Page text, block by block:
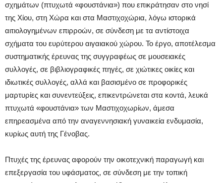
σχημάτων (πτυχωτά «φουστάνια») που επικράτησαν στο νησί
της Χίου, στη Χώρα και στα Μαστιχοχώρια, λόγω ιστορικά
αιτιολογημένων επιρροών, σε σύνδεση με τα αντίστοιχα
σχήματα του ευρύτερου αιγαιακού χώρου. Το έργο, αποτέλεσμα
συστηματικής έρευνας της συγγραφέως σε μουσειακές
συλλογές, σε βιβλιογραφικές πηγές, σε χιώτικες οικίες και
ιδιωτικές συλλογές, αλλά και βασισμένο σε προφορικές
μαρτυρίες και συνεντεύξεις, επικεντρώνεται στα κοντά, λευκά
πτυχωτά «φουστάνια» των Μαστιχοχωρίων, άμεσα
επηρεασμένα από την αναγεννησιακή γυναικεία ενδυμασία,
κυρίως αυτή της Γένοβας.
Πτυχές της έρευνας αφορούν την οικοτεχνική παραγωγή και
επεξεργασία του υφάσματος, σε σύνδεση με την τοπική